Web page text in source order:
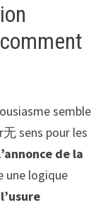
semble
sens pour les
de la
une logique
l’usure